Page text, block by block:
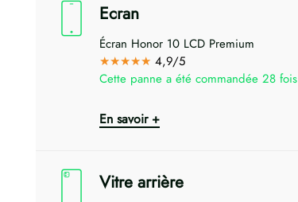
Ecran
Écran Honor 10 LCD Premium
★★★★★ 4,9/5
Cette panne a été commandée 28 fois
En savoir +
Vitre arrière